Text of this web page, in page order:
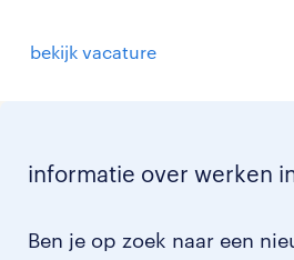
bekijk vacature
informatie over werken
Ben je op zoek naar een